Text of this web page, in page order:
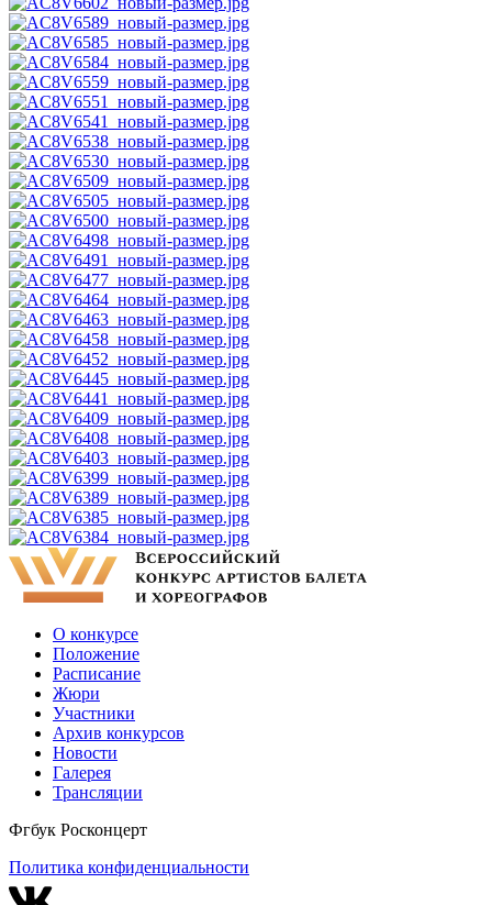
О конкурсе
Положение
Расписание
Жюри
Участники
Архив конкурсов
Новости
Галерея
Трансляции
Фгбук Росконцерт
Политика конфиденциальности